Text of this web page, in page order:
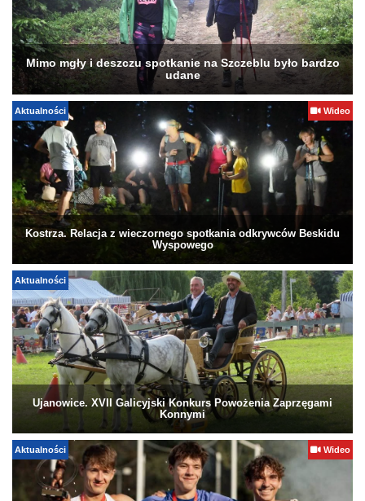
Mimo mgły i deszczu spotkanie na Szczeblu było bardzo
udane
Aktualności Wideo
Kostrza. Relacja z wieczornego spotkania odkrywców Beskidu
Wyspowego
Aktualności
Ujanowice. XVII Galicyjski Konkurs Powożenia Zaprzęgami
Konnymi
Aktualności Wideo